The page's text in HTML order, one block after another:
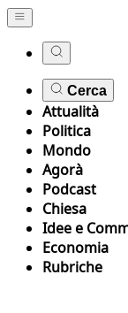
Cerca
Attualità
Politica
Mondo
Agorà
Podcast
Chiesa
Idee e
Economia
Rubriche